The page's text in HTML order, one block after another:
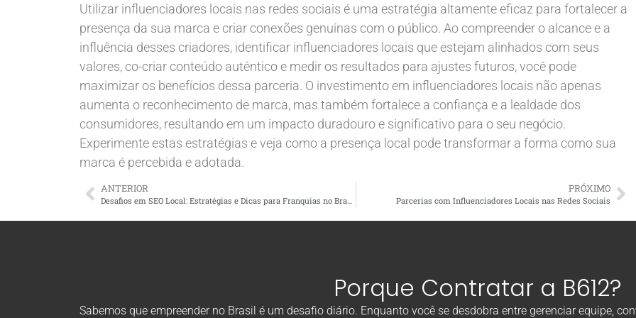
Utilizar influenciadores locais nas redes sociais é uma estratégia altamente eficaz para fortalecer a
presença da sua marca e criar conexões genuínas com o público. Ao compreender o alcance e a
influência desses criadores, identificar influenciadores locais que estejam alinhados com seus
valores, co-criar conteúdo autêntico e medir os resultados para ajustes futuros, você pode
maximizar os benefícios dessa parceria. O investimento em influenciadores locais não apenas
aumenta o reconhecimento de marca, mas também fortalece a confiança e a lealdade dos
consumidores, resultando em um impacto duradouro e significativo para o seu negócio.
Experimente estas estratégias e veja como a presença local pode transformar a forma como sua
marca é percebida e adotada.
ANTERIOR PRÓXIMO
Parcerias com Influenciadores Locais nas Redes Sociais
Porque Contratar a B612?
Sabemos que empreender no Brasil é um desafio diário. Enquanto você se desdobra entre gerenciar equipe,